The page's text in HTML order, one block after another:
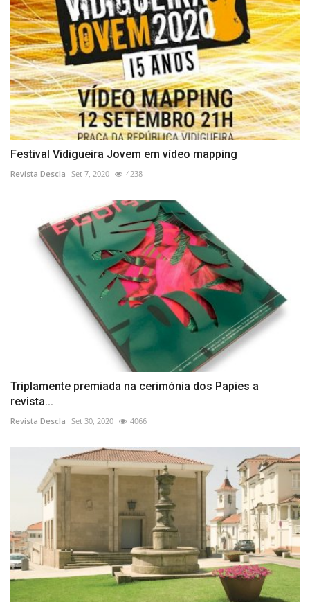
Festival Vidigueira Jovem em vídeo mapping
Revista Descla Set 7, 2020 4238
Triplamente premiada na cerimónia dos Papies a
revista...
Revista Descla Set 30, 2020 4066